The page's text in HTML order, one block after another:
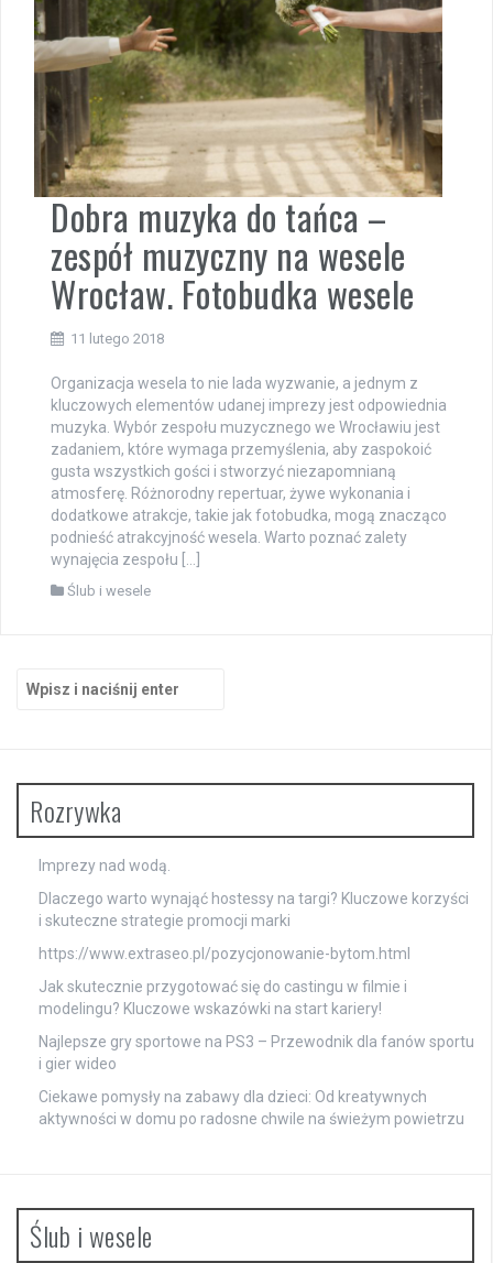
Dobra muzyka do tańca –
zespół muzyczny na wesele
Wrocław. Fotobudka wesele
11 lutego 2018
Organizacja wesela to nie lada wyzwanie, a jednym z
kluczowych elementów udanej imprezy jest odpowiednia
muzyka. Wybór zespołu muzycznego we Wrocławiu jest
zadaniem, które wymaga przemyślenia, aby zaspokoić
gusta wszystkich gości i stworzyć niezapomnianą
atmosferę. Różnorodny repertuar, żywe wykonania i
dodatkowe atrakcje, takie jak fotobudka, mogą znacząco
podnieść atrakcyjność wesela. Warto poznać zalety
wynajęcia zespołu […]
Ślub i wesele
Rozrywka
Imprezy nad wodą.
Dlaczego warto wynająć hostessy na targi? Kluczowe korzyści
i skuteczne strategie promocji marki
https://www.extraseo.pl/pozycjonowanie-bytom.html
Jak skutecznie przygotować się do castingu w filmie i
modelingu? Kluczowe wskazówki na start kariery!
Najlepsze gry sportowe na PS3 – Przewodnik dla fanów sportu
i gier wideo
Ciekawe pomysły na zabawy dla dzieci: Od kreatywnych
aktywności w domu po radosne chwile na świeżym powietrzu
Ślub i wesele